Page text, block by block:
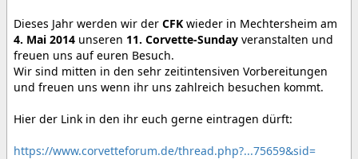
Dieses Jahr werden wir der CFK wieder in Mechtersheim am
4. Mai 2014 unseren 11. Corvette-Sunday veranstalten und
freuen uns auf euren Besuch.
Wir sind mitten in den sehr zeitintensiven Vorbereitungen
und freuen uns wenn ihr uns zahlreich besuchen kommt.
Hier der Link in den ihr euch gerne eintragen dürft:
https://www.corvetteforum.de/thread.php?...75659&sid=